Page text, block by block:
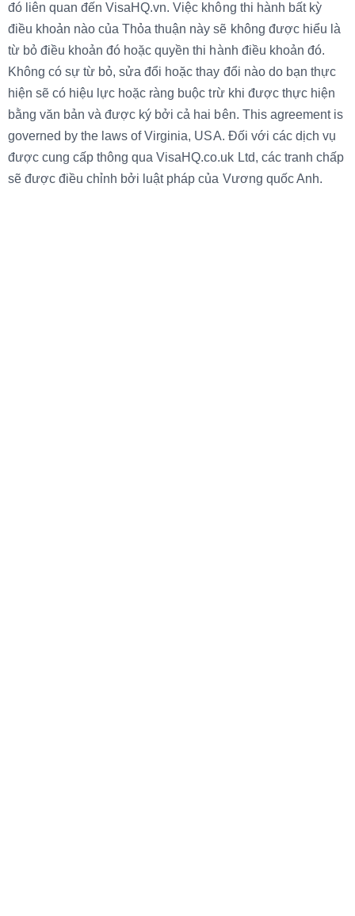
đó liên quan đến VisaHQ.vn. Việc không thi hành bất kỳ
điều khoản nào của Thỏa thuận này sẽ không được hiểu là
từ bỏ điều khoản đó hoặc quyền thi hành điều khoản đó.
Không có sự từ bỏ, sửa đổi hoặc thay đổi nào do bạn thực
hiện sẽ có hiệu lực hoặc ràng buộc trừ khi được thực hiện
bằng văn bản và được ký bởi cả hai bên. This agreement is
governed by the laws of Virginia, USA. Đối với các dịch vụ
được cung cấp thông qua VisaHQ.co.uk Ltd, các tranh chấp
sẽ được điều chỉnh bởi luật pháp của Vương quốc Anh.